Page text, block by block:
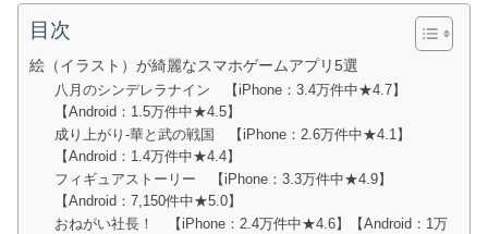
目次
絵（イラスト）が綺麗なスマホゲームアプリ5選
八月のシンデレラナイン 【iPhone：3.4万件中★4.7】
【Android：1.5万件中★4.5】
成り上がり-華と武の戦国 【iPhone：2.6万件中★4.1】
【Android：1.4万件中★4.4】
フィギュアストーリー 【iPhone：3.3万件中★4.9】
【Android：7,150件中★5.0】
おねがい社長！ 【iPhone：2.4万件中★4.6】【Android：1万